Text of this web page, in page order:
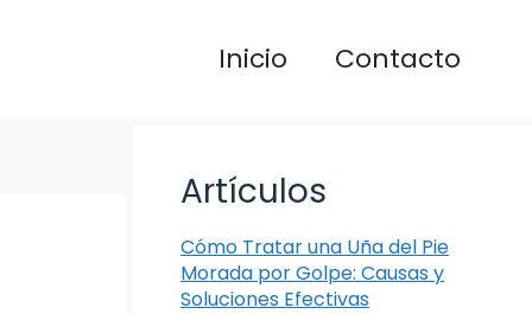
Inicio Contacto
Artículos
Cómo Tratar una Uña del Pie
Morada por Golpe: Causas y
Soluciones Efectivas